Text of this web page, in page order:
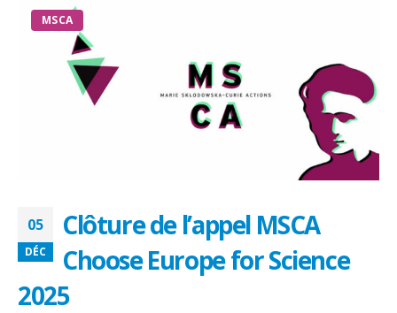
05
DÉC
Clôture de l’appel MSCA
Choose Europe for Science
2025
MSCA